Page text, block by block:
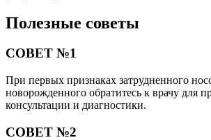
Полезные советы
СОВЕТ №1
При первых признаках затрудненного
новорожденного обратитесь к врачу для
консультации и диагностики.
СОВЕТ №2